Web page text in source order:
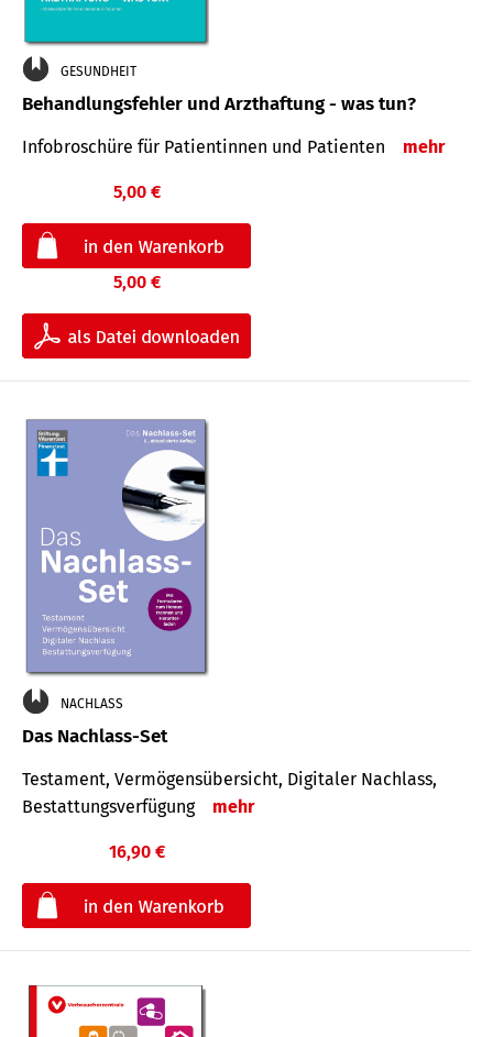
GESUNDHEIT
Behandlungsfehler und Arzthaftung - was tun?
Infobroschüre für Patientinnen und Patienten mehr
5,00 €
5,00 €
NACHLASS
Das Nachlass-Set
Testament, Vermögens­übersicht, Digitaler Nach­lass,
Bestat­tungs­ver­fügung
mehr
16,90 €